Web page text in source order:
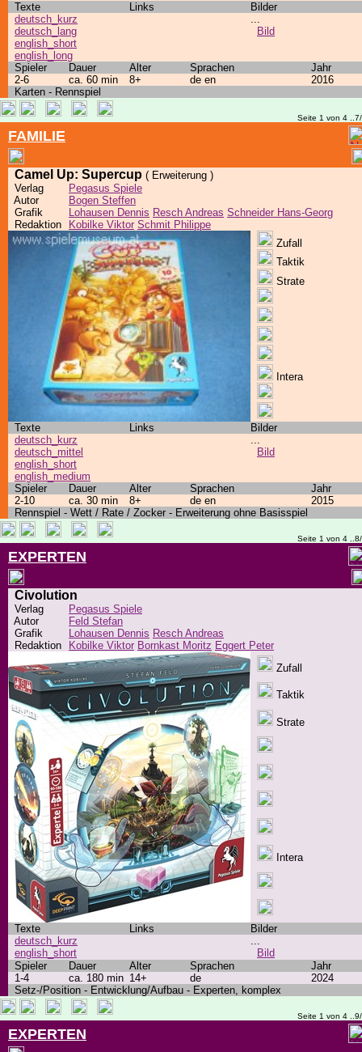
Texte Links
Bilder
deutsch_kurz
deutsch_lang
english_short
english_long
...
Bild
Spieler Dauer Alter Sprachen
Jahr
2-6
ca. 60 min 8+ de en
2016
Karten - Rennspiel
Seite 1 von 4
FAMILIE
Camel Up: Supercup ( Erweiterung )
Verlag
Pegasus Spiele
Autor
Bogen Steffen
Grafik
Lohausen Dennis Resch Andreas Schneider Hans-Georg
Redaktion
Kobilke Viktor Schmit Philippe
Zufall
Taktik
Strate
Intera
Texte Links
Bilder
deutsch_kurz
deutsch_mittel
english_short
english_medium
...
Bild
Spieler Dauer Alter Sprachen
Jahr
2-10
ca. 30 min 8+ de en
2015
Rennspiel - Wett / Rate / Zocker - Erweiterung ohne Basisspiel
Seite 1 von 4
EXPERTEN
Civolution
Verlag
Pegasus Spiele
Autor
Feld Stefan
Grafik
Lohausen Dennis Resch Andreas
Redaktion
Kobilke Viktor Bornkast Moritz Eggert Peter
Zufall
Taktik
Strate
Intera
Texte Links
Bilder
deutsch_kurz
english_short
...
Bild
Spieler
Dauer Alter Sprachen
Jahr
1-4
ca. 180 min 14+ de
2024
Setz-/Position - Entwicklung/Aufbau - Experten, komplex
Seite 1 von 4
EXPERTEN